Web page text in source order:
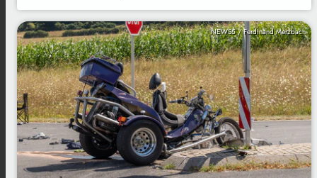
NEWS5 / Ferdinand Merzbach